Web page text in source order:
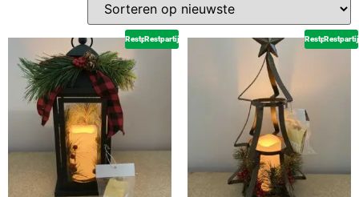
RestpartijRestpartij RestpartijRestpartij